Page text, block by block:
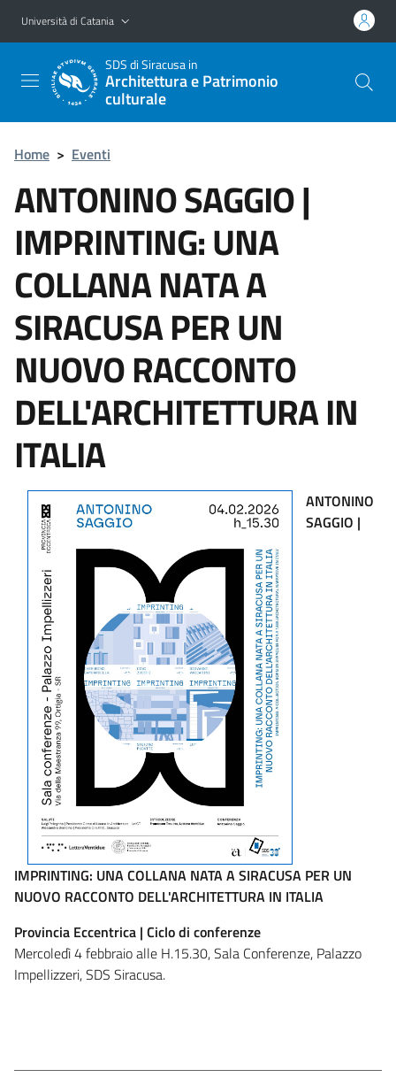
Vai al contenuto principale
Vai al menu di navigazione
Università di Catania
SDSdi Siracusa in
Architettura e Patrimonio
culturale
Home > Eventi
ANTONINO SAGGIO |
IMPRINTING: UNA
COLLANA NATA A
SIRACUSA PER UN
NUOVO RACCONTO
DELL'ARCHITETTURA IN
ITALIA
ANTONINO
SAGGIO |
IMPRINTING: UNA COLLANA NATA A SIRACUSA PER UN
NUOVO RACCONTO DELL'ARCHITETTURA IN ITALIA
Provincia Eccentrica | Ciclo di conferenze
Mercoledì 4 febbraio alle H.15.30,Sala Conferenze, Palazzo
Impellizzeri, SDS Siracusa.